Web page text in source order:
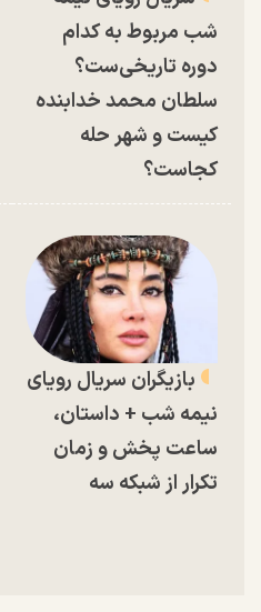
شب مربوط به کدام
دوره تاریخی‌ست؟
سلطان محمد خدابنده
کیست و شهر حله
کجاست؟
بازیگران سریال رویای
نیمه شب + داستان،
ساعت پخش و زمان
تکرار از شبکه سه